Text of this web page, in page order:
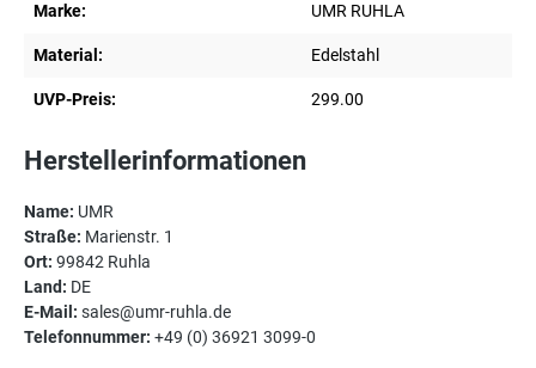
Marke: UMR RUHLA
Material: Edelstahl
UVP-Preis: 299.00
Herstellerinformationen
Name: UMR
Straße: Marienstr. 1
Ort: 99842 Ruhla
Land: DE
E-Mail: sales@umr-ruhla.de
Telefonnummer: +49 (0) 36921 3099-0